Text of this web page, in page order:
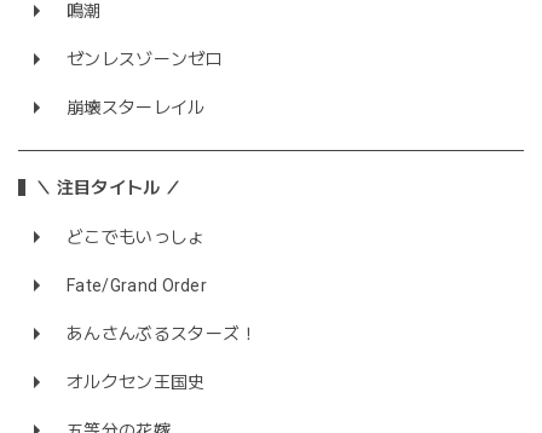
鳴潮
ゼンレスゾーンゼロ
崩壊スターレイル
＼ 注目タイトル ／
どこでもいっしょ
Fate/Grand Order
あんさんぶるスターズ！
オルクセン王国史